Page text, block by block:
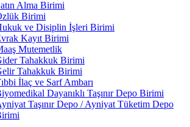
Alma Birimi
Birimi
ve Disiplin İşleri Birimi
Kayıt Birimi
Mutemetlik
Tahakkuk Birimi
Tahakkuk Birimi
İlaç ve Sarf Ambarı
Dayanıklı Taşınır Depo Birimi
Taşınır Depo / Ayniyat Tüketim Depo